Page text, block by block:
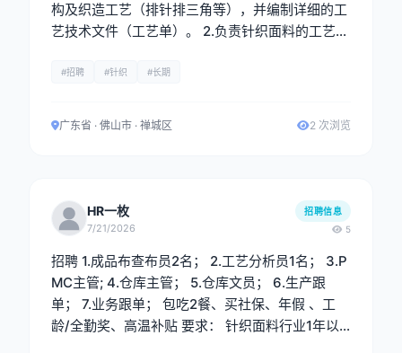
构及织造工艺（排针排三角等），并编制详细的工
艺技术文件（工艺单）。 2.负责针织面料的工艺分
析、工艺单制作及生产技术支持工作。 3. 配合研
行上机分析、核价及成本控制。 4.与生产、品控、
料、现代纺织技术等相关专业优先。 2.具备2年以
上针织面料工艺分析或织造工艺相关工作经验。有
能熟练进行面料拆纱分析，准确判断纱支、成分、
组织结构及排针排三角工艺。
#招聘 #针织 #长期
广东省 · 佛山市 · 禅城区 2 次浏览
HR一枚
7/21/2026
招聘信息
5
招聘 1.成品布查布员2名； 2.工艺分析员1名； 3.P
MC主管; 4.仓库主管； 5.仓库文员； 6.生产跟
单； 7.业务跟单； 包吃2餐、买社保、年假 、工
龄/全勤奖、高温补贴 要求： 针织面料行业1年以